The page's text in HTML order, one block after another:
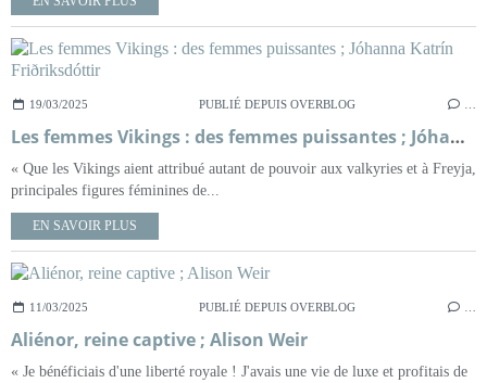
19/03/2025 PUBLIÉ DEPUIS OVERBLOG
Les femmes Vikings : des femmes puissantes ; Jóhanna Katrín Friðriksdóttir
« Que les Vikings aient attribué autant de pouvoir aux valkyries et à Freyja,
principales figures féminines de...
EN SAVOIR PLUS
11/03/2025 PUBLIÉ DEPUIS OVERBLOG
Aliénor, reine captive ; Alison Weir
« Je bénéficiais d'une liberté royale ! J'avais une vie de luxe et profitais de